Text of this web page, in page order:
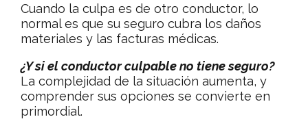
Cuando la culpa es de otro conductor, lo
normal es que su seguro cubra los daños
materiales y las facturas médicas.
¿Y si el conductor culpable no tiene seguro?
La complejidad de la situación aumenta, y
comprender sus opciones se convierte en
primordial.